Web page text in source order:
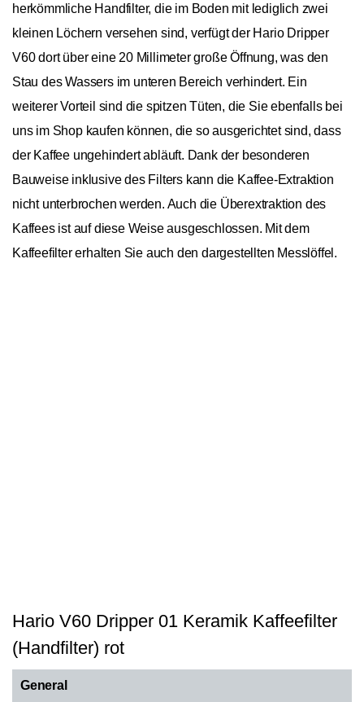
herkömmliche Handfilter, die im Boden mit lediglich zwei
kleinen Löchern versehen sind, verfügt der Hario Dripper
V60 dort über eine 20 Millimeter große Öffnung, was den
Stau des Wassers im unteren Bereich verhindert. Ein
weiterer Vorteil sind die spitzen Tüten, die Sie ebenfalls bei
uns im Shop kaufen können, die so ausgerichtet sind, dass
der Kaffee ungehindert abläuft. Dank der besonderen
Bauweise inklusive des Filters kann die Kaffee-Extraktion
nicht unterbrochen werden. Auch die Überextraktion des
Kaffees ist auf diese Weise ausgeschlossen. Mit dem
Kaffeefilter erhalten Sie auch den dargestellten Messlöffel.
Hario V60 Dripper 01 Keramik Kaffeefilter
(Handfilter) rot
General